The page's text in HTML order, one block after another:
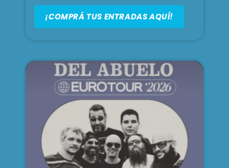
¡COMPRÁ TUS ENTRADAS AQUÍ!